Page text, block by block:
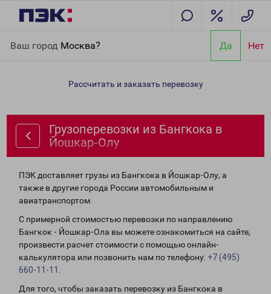
Ваш город Москва? Да Нет
Йошкар-Олу
Рассчитать и заказать перевозку
Грузоперевозки из Бангкока в
Йошкар-Олу
ПЭК доставляет грузы из Бангкока в Йошкар-Олу, а
также в другие города России автомобильным и
авиатранспортом.
С примерной стоимостью перевозки по направлению
Бангкок - Йошкар-Ола вы можете ознакомиться на сайте,
произвести расчет стоимости с помощью онлайн-
калькулятора или позвонить нам по телефону: +7 (495)
660-11-11
Для того, чтобы заказать перевозку из Бангкока в